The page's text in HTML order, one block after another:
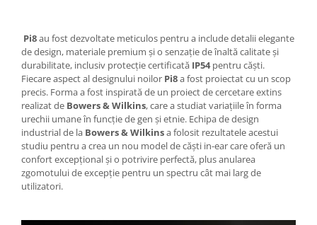
Pi8au fost dezvoltate meticulos pentru a include detalii elegante
de design, materiale premium și o senzație de înaltă calitate și
durabilitate, inclusiv protecție certificată IP54pentru căști.
Fiecare aspect al designului noilor Pi8a fost proiectat cu un scop
precis. Forma a fost inspirată de un proiect de cercetare extins
realizat de Bowers & Wilkins, care a studiat variațiile în forma
urechii umane în funcție de gen și etnie. Echipa de design
industrial de la Bowers & Wilkinsa folosit rezultatele acestui
studiu pentru a crea un nou model de căști in-ear care oferă un
confort excepțional și o potrivire perfectă, plus anularea
zgomotului de excepție pentru un spectru cât mai larg de
utilizatori.